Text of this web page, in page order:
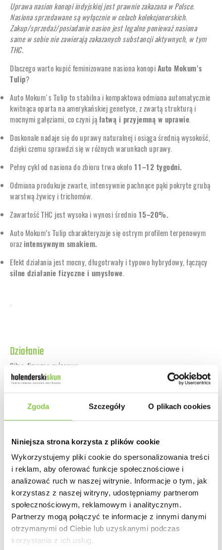
Zgoda Szczegóły O plikach cookies
Niniejsza strona korzysta z plików cookie
Wykorzystujemy pliki cookie do spersonalizowania treści
i reklam, aby oferować funkcje społecznościowe i
analizować ruch w naszej witrynie. Informacje o tym, jak
korzystasz z naszej witryny, udostępniamy partnerom
społecznościowym, reklamowym i analitycznym.
Partnerzy mogą połączyć te informacje z innymi danymi
otrzymanymi od Ciebie lub uzyskanymi podczas
korzystania z ich usług.
Uprawa nasion konopi indyjskiej jest prawnie zakazana w Polsce.
Nasiona sprzedawane są wyłącznie w celach kolekcjonerskich.
Zakup/sprzedaż/posiadanie nasion jest legalne ponieważ nasiona
same w sobie nie zawierają zakazanych substancji aktywnych, w tym
THC.
Dlaczego warto kupić feminizowane nasiona konopiAuto Mokum's
Tulip?
Auto Mokum's Tulip to stabilna i kompaktowa odmiana automatycznie
kwitnąca oparta na amerykańskiej genetyce, z zwartą strukturą i
mocnymi gałęziami, co czyni jąłatwą i przyjemną w uprawie.
Doskonale nadaje się do uprawy naturalnej i osiąga średnią wysokość,
dzięki czemu sprawdzi się w różnych warunkach uprawy.
Pełny cykl od nasiona do zbioru trwa około 11–12 tygodni.
Odmiana produkuje zwarte, intensywnie pachnące pąki pokryte grubą
warstwą żywicy i trichomów.
Zawartość THC jest wysoka i wynosi średnio 15–20%.
Auto Mokum’s Tulip charakteryzuje się ostrym profilem terpenowym
orazintensywnym smakiem.
Efekt działania jest mocny, długotrwały i typowo hybrydowy, łączący
silne działanie fizyczne i umysłowe.
Działanie
Silne, fizyczno-mózgowe
Smak
Kremowo-owocowy
Zapach
Słodki, kwiatowy
Producent
Dutch Passion